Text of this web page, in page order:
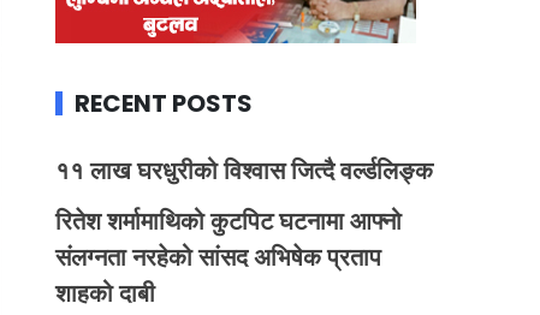
RECENT POSTS
११ लाख घरधुरीको विश्वास जित्दै वर्ल्डलिङ्क
रितेश शर्मामाथिको कुटपिट घटनामा आफ्नो
संलग्नता नरहेको सांसद अभिषेक प्रताप
शाहको दाबी